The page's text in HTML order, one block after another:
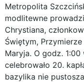
Metropolita
modlitewne
Chrystiana,
Świętym,
Maryja. O godz.
celebrowało 20.
bazylika nie